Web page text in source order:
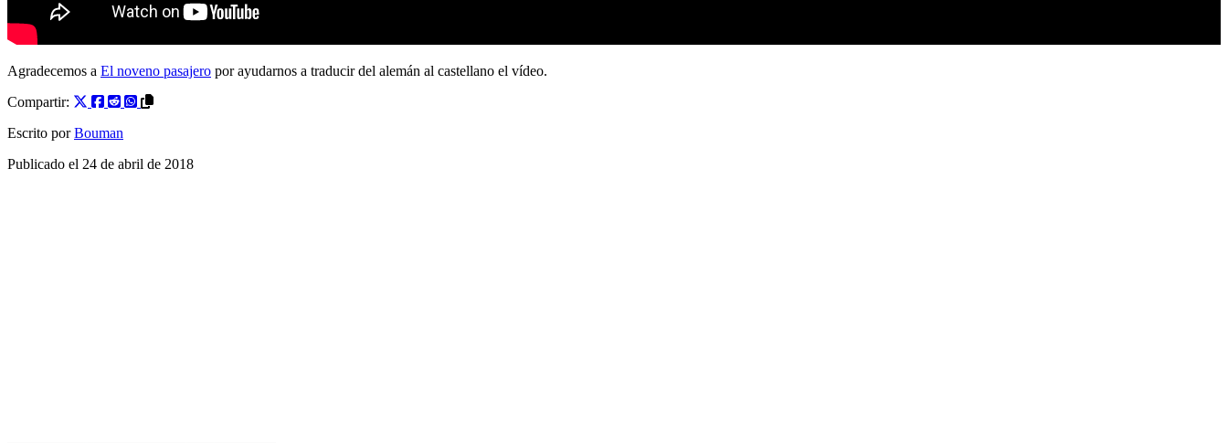
Agradecemos a El noveno pasajero por ayudarnos a traducir del alemán al castellano el vídeo.
Compartir:
Escrito por Bouman
Publicado el 24 de abril de 2018